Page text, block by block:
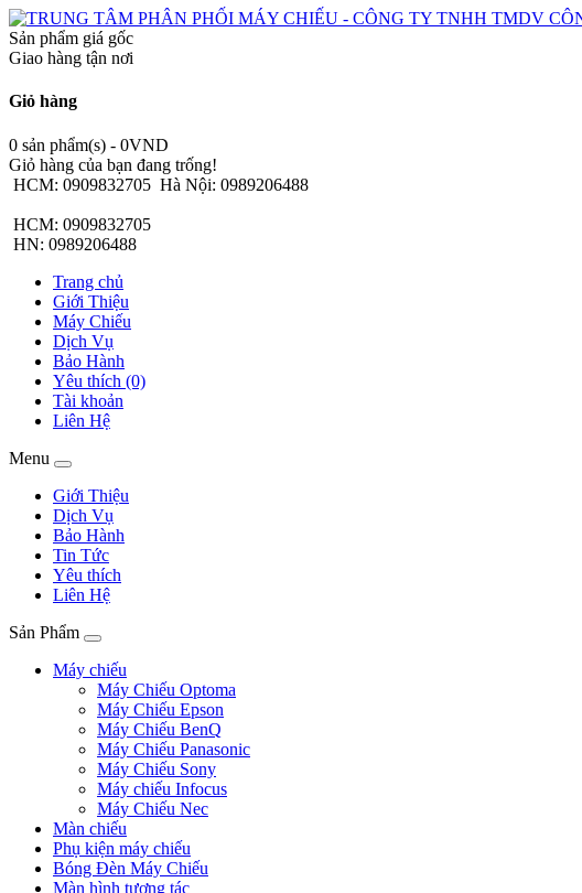
Sản phẩm giá gốc
Giao hàng tận nơi
Giỏ hàng
0 sản phẩm(s) - 0VND
Giỏ hàng của bạn đang trống!
HCM: 0909832705 Hà Nội: 0989206488
HCM: 0909832705
HN: 0989206488
Trang chủ
Giới Thiệu
Máy Chiếu
Dịch Vụ
Bảo Hành
Yêu thích (0)
Tài khoản
Liên Hệ
Menu
Giới Thiệu
Dịch Vụ
Bảo Hành
Tin Tức
Yêu thích
Liên Hệ
Sản Phẩm
Máy chiếu
Máy Chiếu Optoma
Máy Chiếu Epson
Máy Chiếu BenQ
Máy Chiếu Panasonic
Máy Chiếu Sony
Máy chiếu Infocus
Máy Chiếu Nec
Màn chiếu
Phụ kiện máy chiếu
Bóng Đèn Máy Chiếu
Màn hình tương tác